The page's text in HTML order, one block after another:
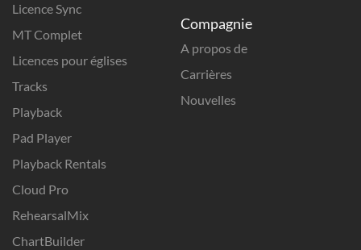
Licence Sync
MT Complet
Licences pour églises
Tracks
Playback
Pad Player
Playback Rentals
Cloud Pro
RehearsalMix
ChartBuilder
Compagnie
A propos de
Carrières
Nouvelles